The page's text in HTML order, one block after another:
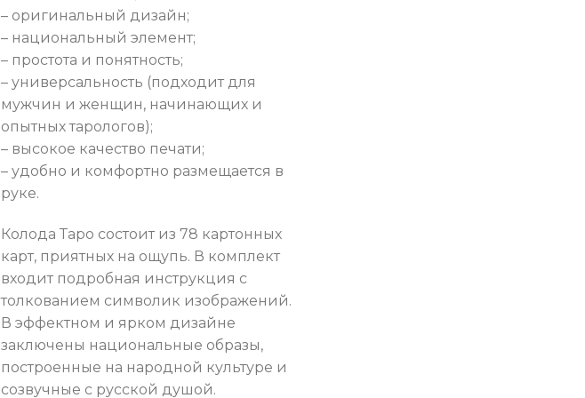
– оригинальный дизайн;
– национальный элемент;
– простота и понятность;
– универсальность (подходит для
мужчин и женщин, начинающих и
опытных тарологов);
– высокое качество печати;
– удобно и комфортно размещается в
руке.
Колода Таро состоит из 78 картонных
карт, приятных на ощупь. В комплект
входит подробная инструкция с
толкованием символик изображений.
В эффектном и ярком дизайне
заключены национальные образы,
построенные на народной культуре и
созвучные с русской душой.